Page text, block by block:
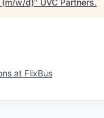
(m/w/d)" UVC Partners.
at FlixBus